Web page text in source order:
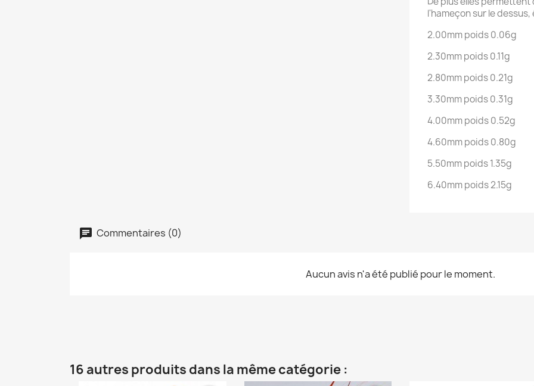
l'hameçon sur le
2.00mm poids 0.06g
2.30mm poids 0.11g
2.80mm poids 0.21g
3.30mm poids 0.31g
4.00mm poids 0.52g
4.60mm poids 0.80g
5.50mm poids 1.35g
6.40mm poids 2.15g
Commentaires (0)
Aucun avis n'a été publié pour le moment.
16 autres produits dans la même catégorie :